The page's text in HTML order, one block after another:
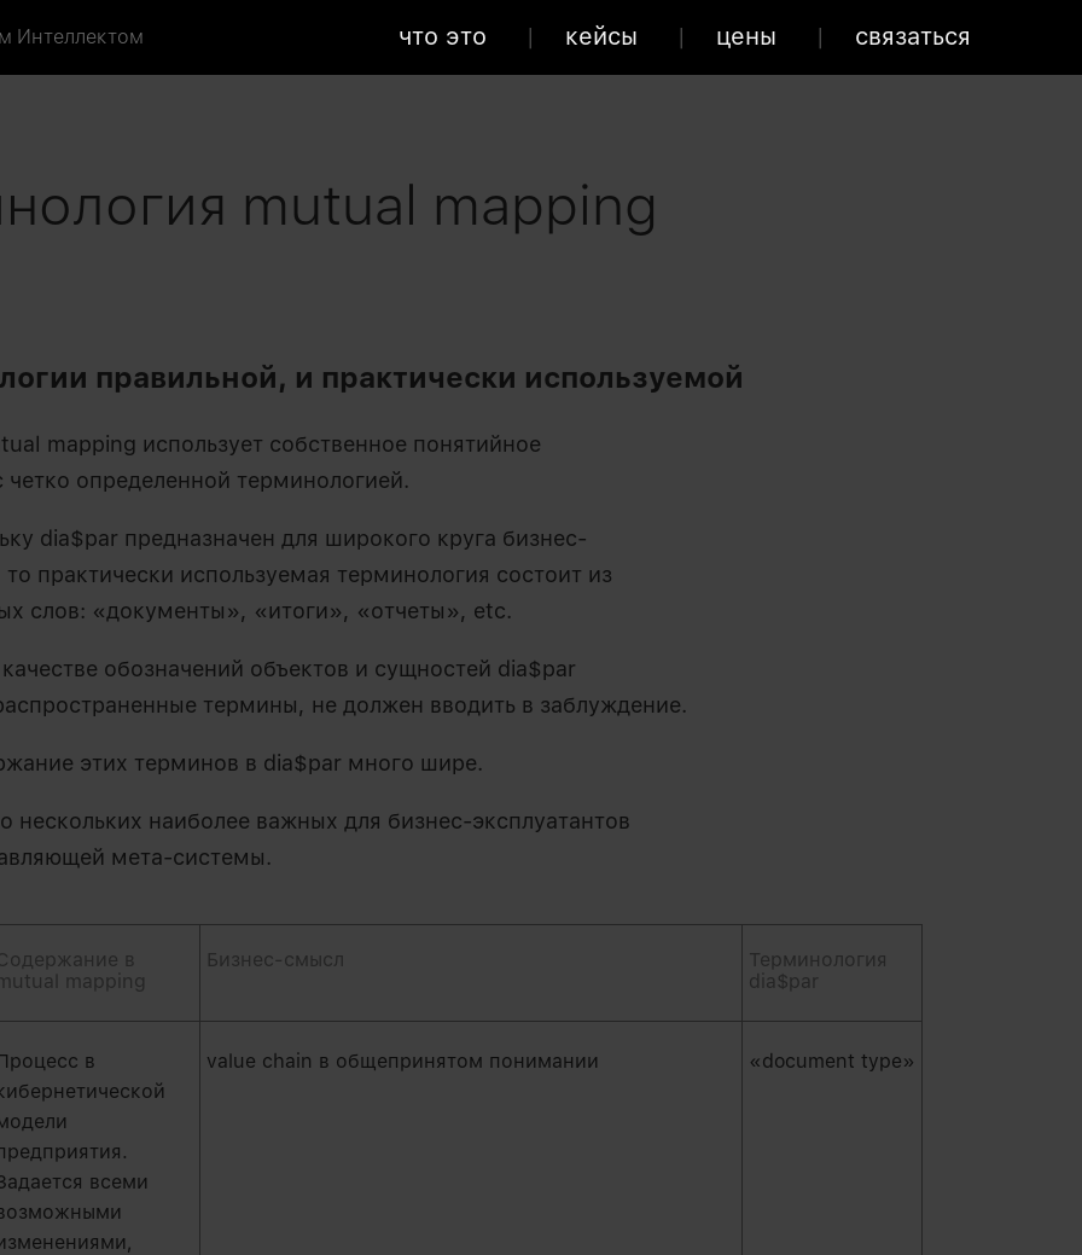
Интеллектом что это кейсы цены связаться
mutual mapping
правильной, и практически используемой
mapping использует собственное понятийное
четко определенной терминологией.
dia$par предназначен для широкого круга бизнес-
то практически используемая терминология состоит из
слов: «документы», «итоги», «отчеты», etc.
обозначений объектов и сущностей dia$par
термины, не должен вводить в заблуждение.
этих терминов в dia$par много шире.
нескольких наиболее важных для бизнес-эксплуатантов
мета-системы.
в
mapping
в
всеми
Бизнес-смысл
value chain в общепринятом понимании
Терминология
dia$par
«document type»